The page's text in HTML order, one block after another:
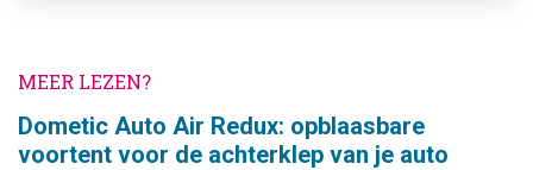
MEER LEZEN?
Dometic Auto Air Redux: opblaasbare
voortent voor de achterklep van je auto